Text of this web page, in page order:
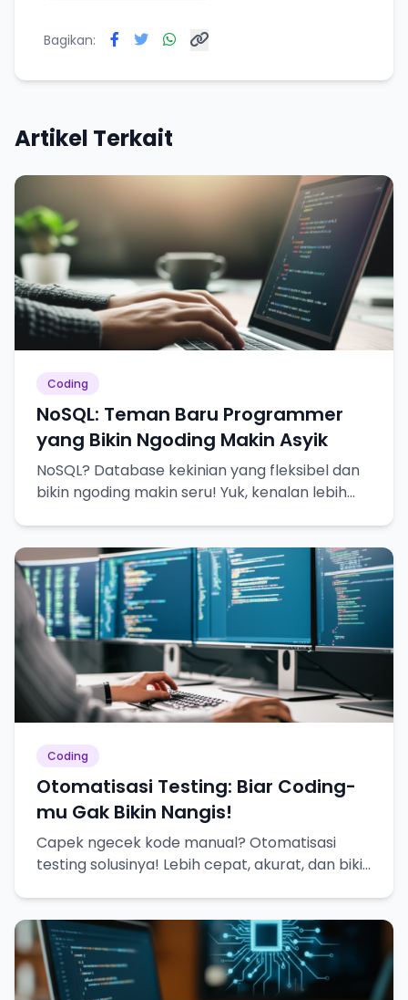
Bagikan:
Artikel Terkait
Coding
NoSQL: Teman Baru Programmer
yang Bikin Ngoding Makin Asyik
NoSQL? Database kekinian yang fleksibel dan
bikin ngoding makin seru! Yuk, kenalan lebih
Coding
Otomatisasi Testing: Biar Coding-
mu Gak Bikin Nangis!
Capek ngecek kode manual? Otomatisasi
testing solusinya! Lebih cepat, akurat, dan bikin